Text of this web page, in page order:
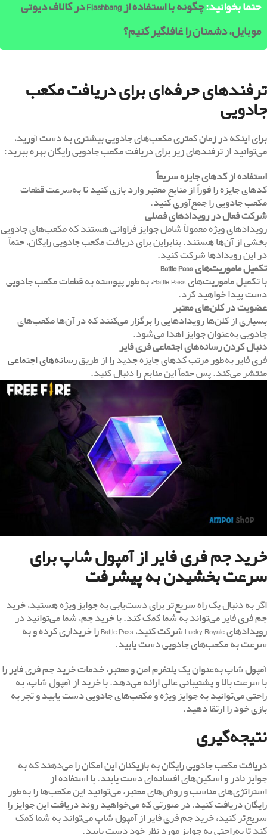
حتما بخوانید:
چگونه با استفاده از Flashbang در کالاف دیوتی
موبایل، دشمنان را غافلگیر کنیم؟
ترفندهای حرفه‌ای برای دریافت مکعب
جادویی
برای اینکه در زمان کمتری مکعب‌های جادویی بیشتری به دست آورید،
می‌توانید از ترفندهای زیر برای دریافت مکعب جادویی رایگان بهره ببرید:
استفاده از کدهای جایزه سریعاً
کدهای جایزه را فوراً از منابع معتبر وارد بازی کنید تا به‌سرعت قطعات
مکعب جادویی را جمع‌آوری کنید.
شرکت فعال در رویدادهای فصلی
رویدادهای ویژه معمولاً شامل جوایز فراوانی هستند که مکعب‌های جادویی
بخشی از آن‌ها هستند. بنابراین برای دریافت مکعب جادویی رایگان، حتماً
در این رویدادها شرکت کنید.
تکمیل ماموریت‌های
با تکمیل ماموریت‌های Battle Pass، به‌طور پیوسته به قطعات مکعب جادویی
دست پیدا خواهید کرد.
عضویت در کلن‌های معتبر
بسیاری از کلن‌ها رویدادهایی را برگزار می‌کنند که در آن‌ها مکعب‌های
جادویی به‌عنوان جوایز اهدا می‌شود.
دنبال کردن رسانه‌های اجتماعی فری فایر
فری فایر به‌طور مرتب کدهای جایزه جدید را از طریقرسانه‌های اجتماعی
منتشر می‌کند. پس حتماً این منابع را دنبال کنید.
خرید جم فری فایر از آمپول شاپ برای
سرعت بخشیدن به پیشرفت
اگر به دنبال یک راه سریع‌تر برای دست‌یابی به جوایز ویژه هستید، خرید
جم فری فایر می‌تواند به شما کمک کند. با خرید جم، شما می‌توانید در
رویدادهای Lucky Royale شرکت کنید، Battle Pass را خریداری کرده و به
سرعت به مکعب‌های جادویی دست یابید.
آمپول شاپ به‌عنوان یک پلتفرم امن و معتبر، خدمات خرید جم فری فایر را
با سرعت بالا و پشتیبانی عالی ارائه می‌دهد. با خرید از آمپول شاپ، به
راحتی می‌توانید به جوایز ویژه و مکعب‌های جادویی دست یابید و تجربه
بازی خود را ارتقا دهید.
نتیجه‌گیری
دریافت مکعب جادویی رایگان به بازیکنان این امکان را می‌دهند که به
جوایز نادر و اسکین‌های افسانه‌ای دست یابند. با استفاده از
استراتژی‌های مناسب و روش‌های معتبر، می‌توانید این مکعب‌ها را به‌طور
رایگان دریافت کنید. در صورتی که می‌خواهید روند دریافت این جوایز را
سریع‌تر کنید، خرید جم فری فایر از آمپول شاپ می‌تواند به شما کمک
کند تا به‌راحتی به جوایز مورد نظر خود دست یابید.